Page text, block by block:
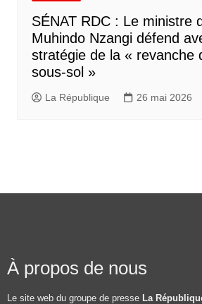
SÉNAT RDC : Le ministre
Muhindo Nzangi défend
stratégie de la « revanche
sous-sol »
La République 26 mai 2026
À propos de nous
Le site web du groupe de presse La